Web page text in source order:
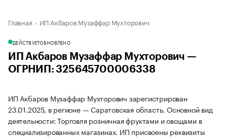
Главная ИП Акбаров Музаффар Мухторович
ДЕЙСТВУЕТОБНОВЛЕНО
ИП Акбаров Музаффар Мухторович —
ОГРНИП: 325645700006338
ИП Акбаров Музаффар Мухторович зарегистрирован
23.01.2025, в регионе — Саратовская область. Основной вид
деятельности: Торговля розничная фруктами и овощами в
специализированных магазинах. ИП присвоены реквизиты